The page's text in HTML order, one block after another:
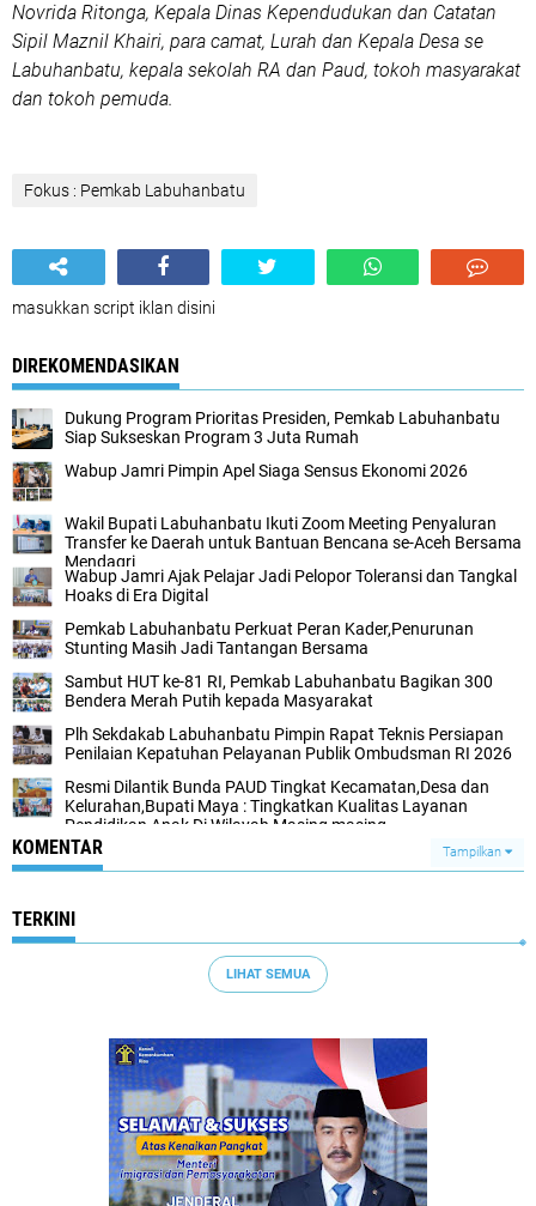
Novrida Ritonga, Kepala Dinas Kependudukan dan Catatan
Sipil Maznil Khairi, para camat, Lurah dan Kepala Desa se
Labuhanbatu, kepala sekolah RA dan Paud, tokoh masyarakat
dan tokoh pemuda.
Fokus : Pemkab Labuhanbatu
masukkan script iklan disini
DIREKOMENDASIKAN
Dukung Program Prioritas Presiden, Pemkab Labuhanbatu
Siap Sukseskan Program 3 Juta Rumah
Wabup Jamri Pimpin Apel Siaga Sensus Ekonomi 2026
Wakil Bupati Labuhanbatu Ikuti Zoom Meeting Penyaluran
Transfer ke Daerah untuk Bantuan Bencana se-Aceh Bersama
Mendagri
Wabup Jamri Ajak Pelajar Jadi Pelopor Toleransi dan Tangkal
Hoaks di Era Digital
Pemkab Labuhanbatu Perkuat Peran Kader,Penurunan
Stunting Masih Jadi Tantangan Bersama
Sambut HUT ke-81 RI, Pemkab Labuhanbatu Bagikan 300
Bendera Merah Putih kepada Masyarakat
Plh Sekdakab Labuhanbatu Pimpin Rapat Teknis Persiapan
Penilaian Kepatuhan Pelayanan Publik Ombudsman RI 2026
Resmi Dilantik Bunda PAUD Tingkat Kecamatan,Desa dan
Kelurahan,Bupati Maya : Tingkatkan Kualitas Layanan
Pendidikan Anak Di Wilayah Masing masing
KOMENTAR Tampilkan
TERKINI
LIHAT SEMUA